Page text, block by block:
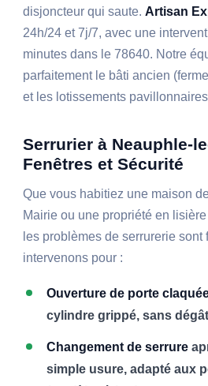
disjoncteur qui saute.Artisan
24h/24 et 7j/7, avec une
minutes dans le 78640. Notre
parfaitement le bâti ancien
et les lotissements
Serrurier à Neauphle-
Fenêtres et Sécurité
Que vous habitiez une maison
Mairie ou une propriété en
les problèmes de serrurerie sont
intervenons pour :
Ouverture de porte
cylindre grippé, sans
Changement de serrure
simple usure, adapté aux